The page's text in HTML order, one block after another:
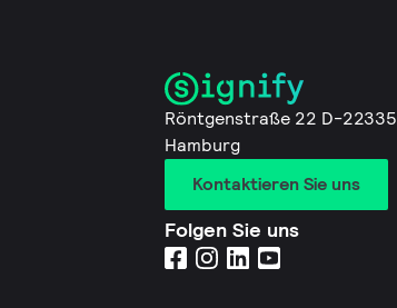
Röntgenstraße 22 D-22335
Hamburg
Kontaktieren Sie uns
Folgen Sie uns